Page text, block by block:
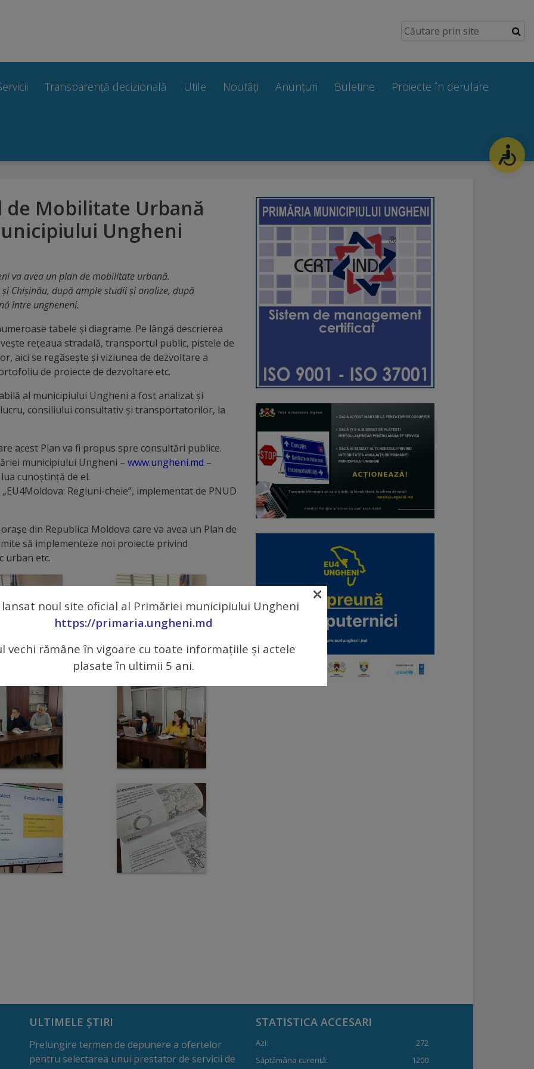
Transparență decizională Utile Noutăți Anunțuri Buletine Proiecte în derulare
Mobilitate Urbană
Ungheni
va avea un plan de mobilitate urbană.
Chișinău, după ample studii și analize, după
între ungheneni.
tabele și diagrame. Pe lângă descrierea
rețeaua stradală, transportul public, pistele de
aici se regăsește și viziunea de dezvoltare a
de proiecte de dezvoltare etc.
al municipiului Ungheni a fost analizat și
consiliului consultativ și transportatorilor, la
acest Plan va fi propus spre consultări publice.
municipiului Ungheni – www.ungheni.md –
cunoștință de el.
Regiuni-cheie”, implementat de PNUD
din Republica Moldova care va avea un Plan de
să implementeze noi proiecte privind
urban etc.
ULTIMELE ȘTIRI
Prelungire termen de depunere a ofertelor
pentru selectarea unui prestator de servicii de
STATISTICA ACCESARI
Azi:
272
Săptămâna curentă:
1200
noul site oficial al Primăriei municipiului Ungheni
https://primaria.ungheni.md
vechi rămâne în vigoare cu toate informațiile și actele
plasate în ultimii 5 ani.
×